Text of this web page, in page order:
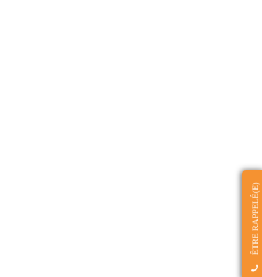
ÊTRE RAPPELÉ(E)